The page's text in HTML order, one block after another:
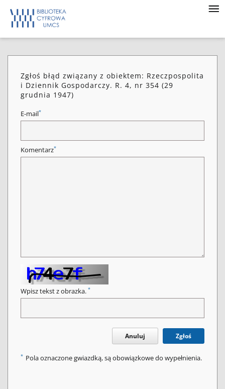
Zgłoś błąd związany z obiektem: Rzeczpospolita
i Dziennik Gospodarczy. R. 4, nr 354 (29
grudnia 1947)
E-mail*
Komentarz*
Wpisz tekst z obrazka. *
Anuluj Zgłoś
* Pola oznaczone gwiazdką, są obowiązkowe do wypełnienia.